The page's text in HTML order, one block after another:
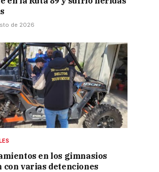
de 2026
en los gimnasios
con varias detenciones